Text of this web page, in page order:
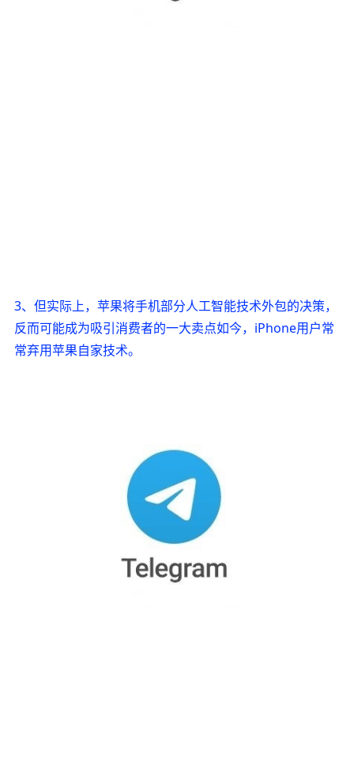
3、但实际上，苹果将手机部分人工智能技术外包的决策，
反而可能成为吸引消费者的一大卖点如今，iPhone用户常
常弃用苹果自家技术。